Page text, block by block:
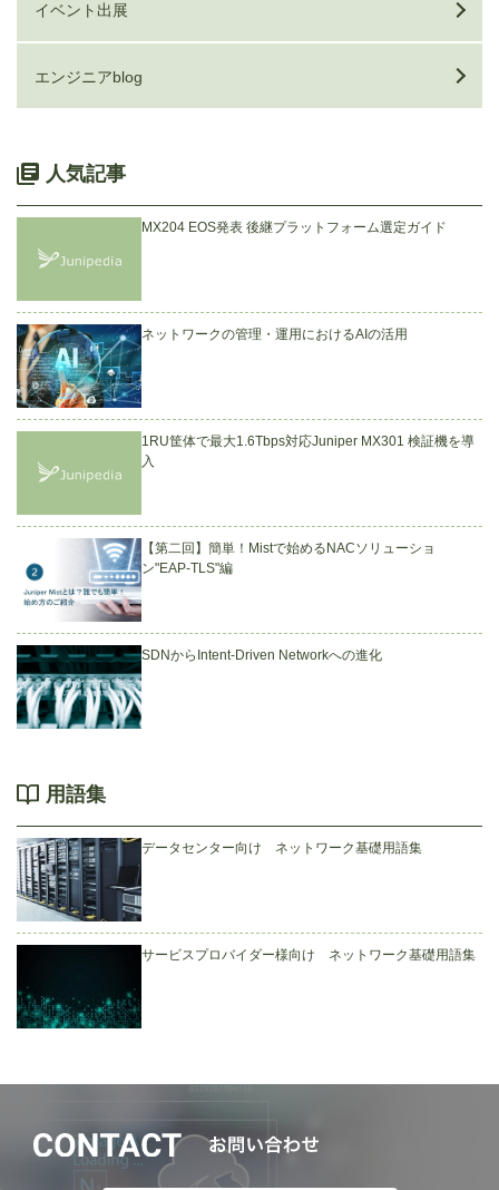
イベント出展
エンジニアblog
人気記事
MX204 EOS発表 後継プラットフォーム選定ガイド
ネットワークの管理・運用におけるAIの活用
1RU筐体で最大1.6Tbps対応Juniper MX301 検証機を導
入
【第二回】簡単！Mistで始めるNACソリューショ
ン"EAP-TLS"編
SDNからIntent-Driven Networkへの進化
用語集
データセンター向け ネットワーク基礎用語集
サービスプロバイダー様向け ネットワーク基礎用語集